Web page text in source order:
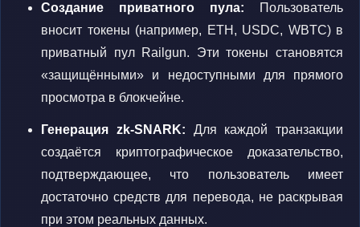
Создание приватного пула: Пользователь
вносит токены (например, ETH, USDC, WBTC) в
приватный пул Railgun. Эти токены становятся
«защищёнными» и недоступными для прямого
просмотра в блокчейне.
Генерация zk-SNARK: Для каждой транзакции
создаётся криптографическое доказательство,
подтверждающее, что пользователь имеет
достаточно средств для перевода, не раскрывая
при этом реальных данных.